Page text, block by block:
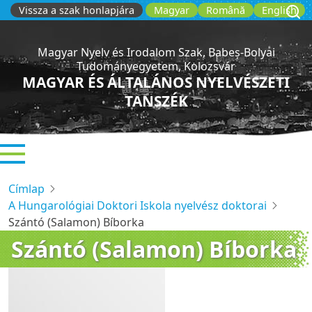
Ugrás
a
Magyar Română English
Vissza a szak honlapjára
Magyar Nyelv és Irodalom Szak, Babeș-Bolyai
Tudományegyetem, Kolozsvár
MAGYAR ÉS ÁLTALÁNOS NYELVÉSZETI
TANSZÉK
Címlap
A Hungarológiai Doktori Iskola nyelvész doktorai
Szántó (Salamon) Bíborka
Szántó (Salamon) Bíborka